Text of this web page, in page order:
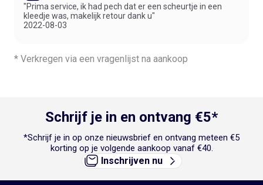
"Prima service, ik had pech dat er een scheurtje in een
kleedje was, makelijk retour dank u"
2022-08-03
* Verkregen via een vragenlijst na aankoop
Schrijf je in en ontvang €5*
*Schrijf je in op onze nieuwsbrief en ontvang meteen €5
korting op je volgende aankoop vanaf €40.
Inschrijven nu